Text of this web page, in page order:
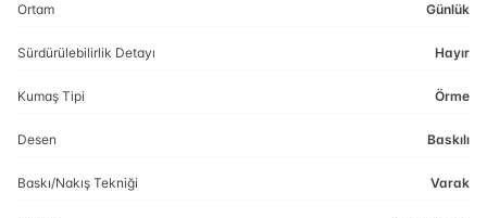
Ortam Günlük
Sürdürülebilirlik Detayı Hayır
Kumaş Tipi Örme
Desen Baskılı
Baskı/Nakış Tekniği Varak